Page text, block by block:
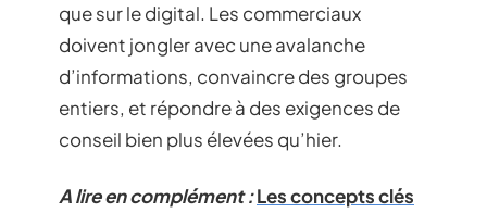
que sur le digital. Les commerciaux
doivent jongler avec une avalanche
d’informations, convaincre des groupes
entiers, et répondre à des exigences de
conseil bien plus élevées qu’hier.
A lire en complément :Les concepts clés